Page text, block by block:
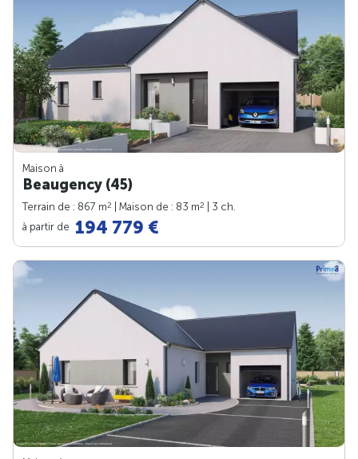
Maison à
Beaugency (45)
Terrain de : 867 m2 | Maison de : 83 m2
| 3 ch.
à partir de 194 779 €